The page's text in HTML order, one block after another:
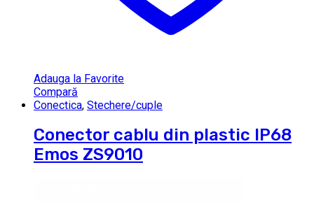
Adauga la Favorite
Compară
Conectica, Stechere/cuple
Conector cablu din plastic IP68
Emos ZS9010